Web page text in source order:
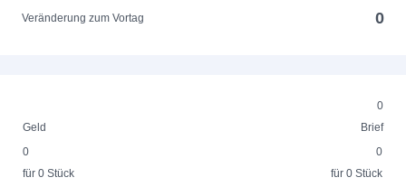
Veränderung zum Vortag 0
0
Geld
Brief
0
für 0 Stück
0
für 0 Stück